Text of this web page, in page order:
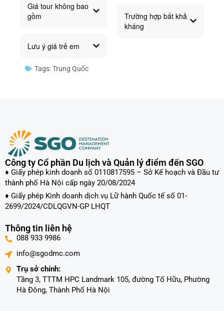
Giá tour không bao
gồm
Lưu ý giá trẻ em
Trường hợp bất khả
kháng
Tags:Trung Quốc
Công ty Cổ phần Du lịch và Quản lý điểm đến SGO
♦ Giấy phép kinh doanh số 0110817595 – Sở Kế hoạch và Đầu tư
thành phố Hà Nội cấp ngày 20/08/2024
♦ Giấy phép Kinh doanh dịch vụ Lữ hành Quốc tế số 01-
2699/2024/CDLQGVN-GP LHQT
Thông tin liên hệ
088 933 9986
info@sgodmc.com
Trụ sở chính:
Tầng 3, TTTM HPC Landmark 105, đường Tố Hữu, Phường
Hà Đông, Thành Phố Hà Nội